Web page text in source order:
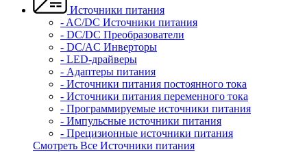
Источники питания
- AC/DC Источники питания
- DC/DC Преобразователи
- DC/AC Инверторы
- LED-драйверы
- Адаптеры питания
- Источники питания постоянного тока
- Источники питания переменного тока
- Программируемые источники питания
- Импульсные источники питания
- Прецизионные источники питания
Смотреть Все Источники питания